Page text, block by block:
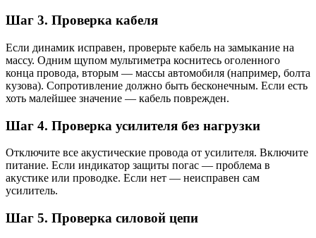
Шаг 3. Проверка кабеля
Если динамик исправен, проверьте кабель на замыкание на
массу. Одним щупом мультиметра коснитесь оголенного
конца провода, вторым — массы автомобиля (например, болта
кузова). Сопротивление должно быть бесконечным. Если есть
хоть малейшее значение — кабель поврежден.
Шаг 4. Проверка усилителя без нагрузки
Отключите все акустические провода от усилителя. Включите
питание. Если индикатор защиты погас — проблема в
акустике или проводке. Если нет — неисправен сам
усилитель.
Шаг 5. Проверка силовой цепи